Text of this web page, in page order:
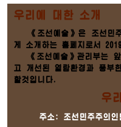
우리에 대한 소개
《조선예술》은 조선민주
게 소개하는 홈페지로서
《조선예술》관리부는 앞
고 개선된 열람환경과 풍부
할것입니다.
우
주소: 조선민주주의